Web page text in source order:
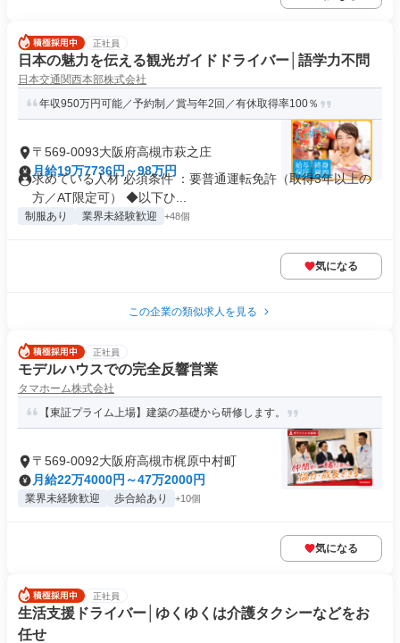
正社員
日本の魅力を伝える観光ガイドドライバー│語学力不問
日本交通関西本部株式会社
年収950万円可能／予約制／賞与年2回／有休取得率100％
〒569-0093大阪府高槻市萩之庄
月給19万7736円～98万円
求めている人材 必須条件 ：要普通運転免許（取得3年以上の
方／AT限定可） ◆以下ひ...
制服あり 業界未経験歓迎 +48個
気になる
この企業の類似求人を見る
正社員
モデルハウスでの完全反響営業
タマホーム株式会社
【東証プライム上場】建築の基礎から研修します。
〒569-0092大阪府高槻市梶原中村町
月給22万4000円～47万2000円
業界未経験歓迎 歩合給あり +10個
気になる
正社員
生活支援ドライバー│ゆくゆくは介護タクシーなどをお
任せ